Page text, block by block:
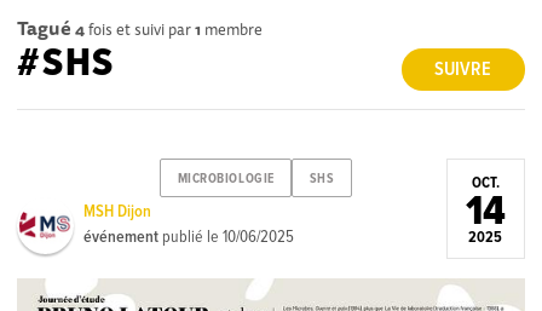
Tagué 4fois et suivi par1 membre
SUIVRE
#SHS
MICROBIOLOGIE SHS
MSH Dijon
événement publié le10/06/2025
OCT.
14
2025